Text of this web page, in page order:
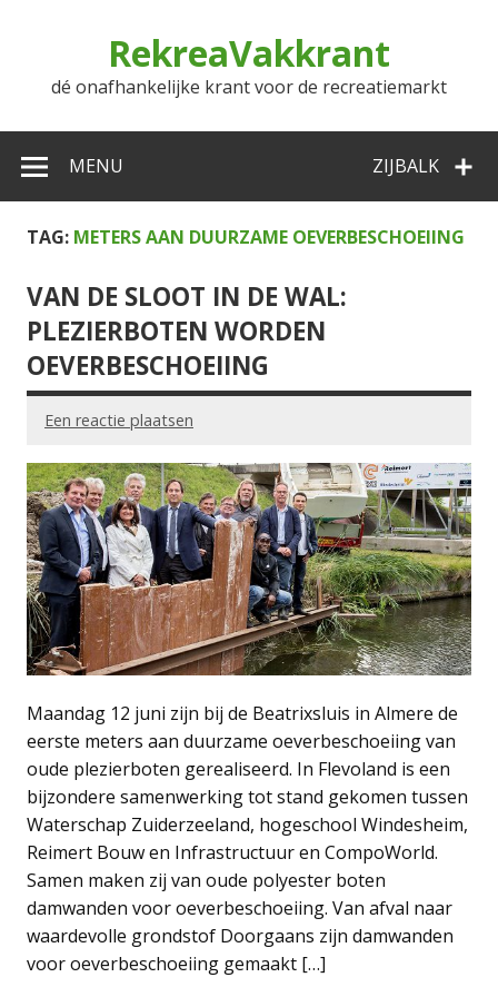
RekreaVakkrant
dé onafhankelijke krant voor de recreatiemarkt
ZIJBALK
MENU
TAG: METERS AAN DUURZAME OEVERBESCHOEIING
VAN DE SLOOT IN DE WAL:
PLEZIERBOTEN WORDEN
OEVERBESCHOEIING
Een reactie plaatsen
Maandag 12 juni zijn bij de Beatrixsluis in Almere de
eerste meters aan duurzame oeverbeschoeiing van
oude plezierboten gerealiseerd. In Flevoland is een
bijzondere samenwerking tot stand gekomen tussen
Waterschap Zuiderzeeland, hogeschool Windesheim,
Reimert Bouw en Infrastructuur en CompoWorld.
Samen maken zij van oude polyester boten
damwanden voor oeverbeschoeiing. Van afval naar
waardevolle grondstof Doorgaans zijn damwanden
voor oeverbeschoeiing gemaakt […]